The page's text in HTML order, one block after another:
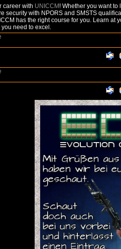
career with UNICCM ! Whether you want
security with NPORS and SMSTS
has the right course for you. Learn at
need to excel.